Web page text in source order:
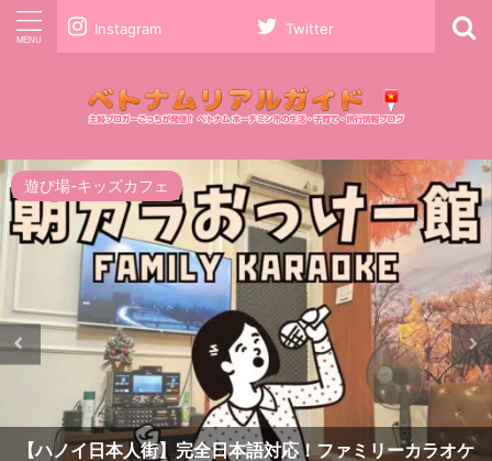
Instagram Twitter
ファッション 習い事・体験
【ホーチミン】カスタムブレスレット「Very Nice
Bracelet」今日本でも流行しているイタリアンチャーム作